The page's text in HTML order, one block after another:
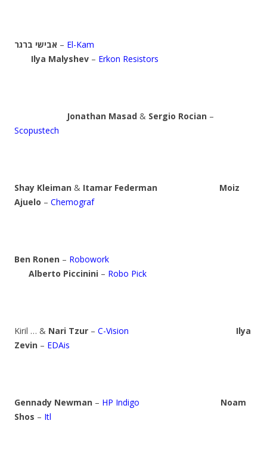
אבישי ברגר – El-Kam
Ilya Malyshev – Erkon Resistors
Jonathan Masad & Sergio Rocian –
Scopustech
Shay Kleiman & Itamar Federman
Moiz
Ajuelo – Chemograf
Ben Ronen – Robowork
Alberto Piccinini – Robo Pick
Kiril … & Nari Tzur – C-Vision
Ilya
Zevin – EDAis
Gennady Newman – HP Indigo
Noam
Shos – Itl